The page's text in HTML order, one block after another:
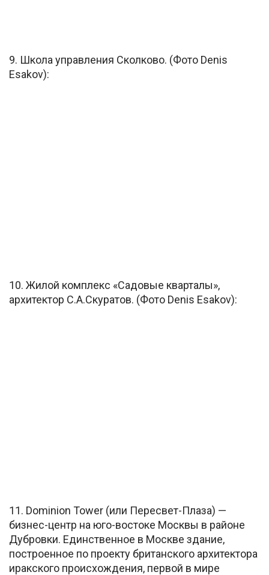
9. Школа управления Сколково. (Фото Denis
Esakov):
10. Жилой комплекс «Садовые кварталы»,
архитектор С.А.Скуратов. (Фото Denis Esakov):
11. Dominion Tower (или Пересвет-Плаза) —
бизнес-центр на юго-востоке Москвы в районе
Дубровки. Единственное в Москве здание,
построенное по проекту британского архитектора
иракского происхождения, первой в мире